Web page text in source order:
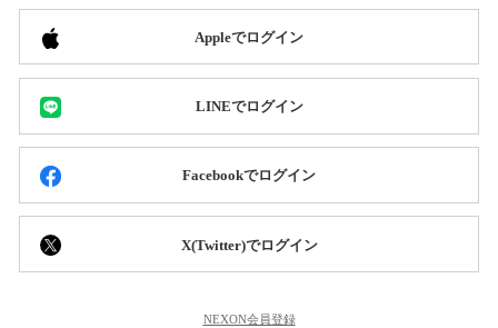
Appleでログイン
LINEでログイン
Facebookでログイン
X(Twitter)でログイン
NEXON会員登録